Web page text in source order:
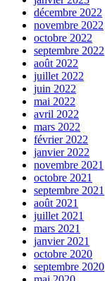
décembre 2022
novembre 2022
octobre 2022
septembre 2022
août 2022
juillet 2022
juin 2022
mai 2022
avril 2022
mars 2022
février 2022
janvier 2022
novembre 2021
octobre 2021
septembre 2021
août 2021
juillet 2021
mars 2021
janvier 2021
octobre 2020
septembre 2020